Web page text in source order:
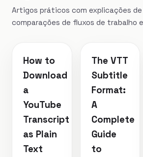
Artigos práticos com explicações
comparações de fluxos de trabalho
How to
Download
a
YouTube
Transcript
as Plain
Text
The VTT
Subtitle
Format:
A
Complete
Guide
to